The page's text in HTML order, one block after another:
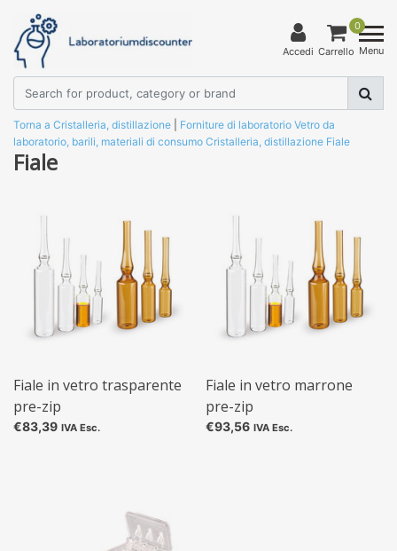
Accedi
0
Carrello Menu
Torna a Cristalleria, distillazione Forniture di laboratorio Vetro da
laboratorio, barili, materiali di consumo Cristalleria, distillazione Fiale
Fiale
Fiale in vetro trasparente
pre-zip
€83,39 IVA Esc.
Fiale in vetro marrone
pre-zip
€93,56 IVA Esc.